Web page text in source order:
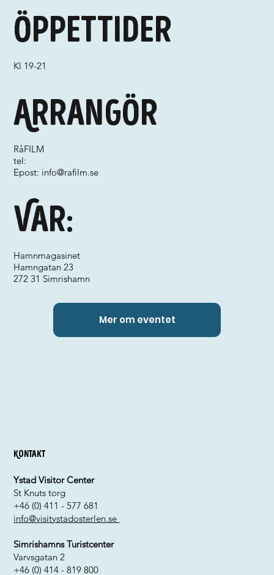
Var:
Arrangör
RåFILM
tel:
Epost: info@rafilm.se
Hamnmagasinet
Hamngatan 23
272 31 Simrishamn
Öppettider
Kl 19-21
Mer om eventet
Kontakt
Ystad Visitor Center
St Knuts torg
+46 (0) 411 - 577 681
info@visitystadosterlen.se
Simrishamns Turistcenter
Varvsgatan 2
+46 (0) 414 - 819 800